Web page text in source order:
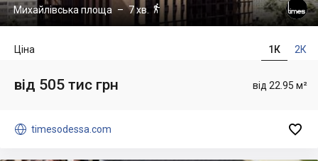
Михайлівська площа – 7 хв. 
1К 2К
Ціна
від 22.95 м²
від 505 тис грн
 timesodessa.com 